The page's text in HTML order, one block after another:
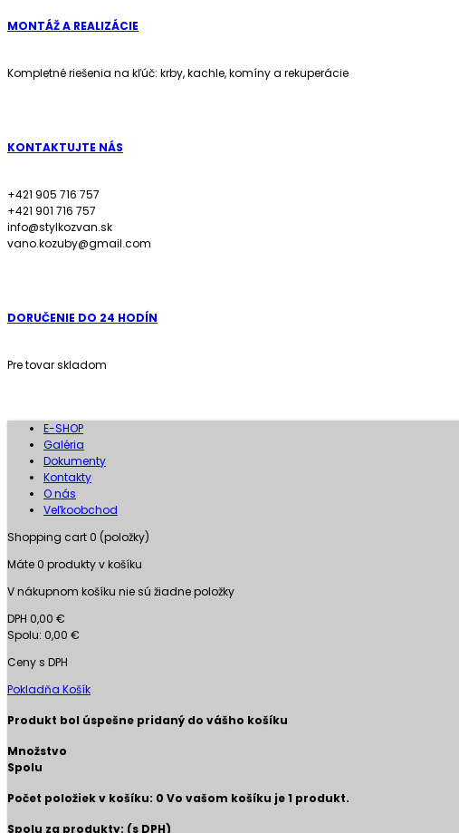
MONTÁŽ A REALIZÁCIE
Kompletné riešenia na kľúč: krby, kachle, komíny a rekuperácie
KONTAKTUJTE NÁS
+421 905 716 757
+421 901 716 757
info@stylkozvan.sk
vano.kozuby@gmail.com
DORUČENIE DO 24 HODÍN
Pre tovar skladom
E-SHOP
Galéria
Dokumenty
Kontakty
O nás
Veľkoobchod
Shopping cart0 (položky)
Máte0 produkty v košíku
V nákupnom košíku nie sú žiadne položky
DPH 0,00 €
Spolu: 0,00 €
Ceny s DPH
Pokladňa Košík
Produkt bol úspešne pridaný do vášho košíku
Množstvo
Spolu
Počet položiek v košíku: 0 Vo vašom košíku je 1 produkt.
Spolu za produkty: (s DPH)